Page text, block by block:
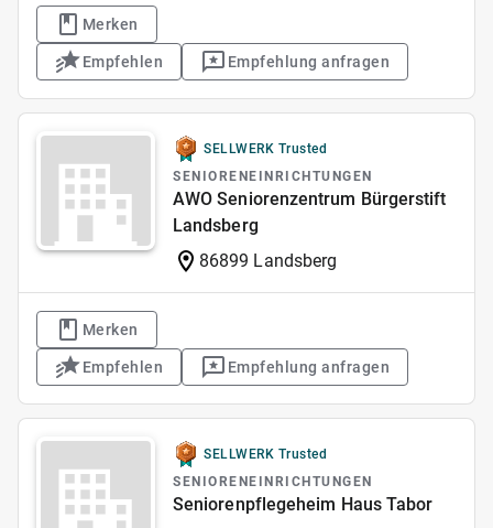
Merken
Empfehlen Empfehlung anfragen
SELLWERK Trusted
SENIORENEINRICHTUNGEN
AWO Seniorenzentrum Bürgerstift
Landsberg
86899 Landsberg
Merken
Empfehlen Empfehlung anfragen
SELLWERK Trusted
SENIORENEINRICHTUNGEN
Seniorenpflegeheim Haus Tabor